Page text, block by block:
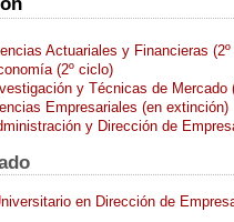
Actuariales y Financieras
(2º ciclo)
y Técnicas de Mercado
Empresariales (en extinción)
y Dirección de
en Dirección de